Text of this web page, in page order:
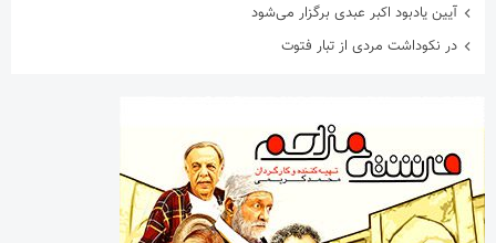
آیین یادبود اکبر عبدی برگزار می‌شود
در نکوداشت مردی از تبار فتوت